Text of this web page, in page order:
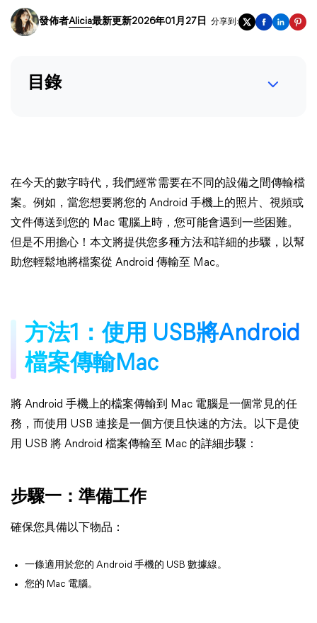
發佈者Alicia最新更新2026年01月27日 分享到:
目錄
在今天的數字時代，我們經常需要在不同的設備之間傳輸檔
案。例如，當您想要將您的 Android 手機上的照片、視頻或
文件傳送到您的 Mac 電腦上時，您可能會遇到一些困難。
但是不用擔心！本文將提供您多種方法和詳細的步驟，以幫
助您輕鬆地將檔案從 Android 傳輸至 Mac。
方法1：使用 USB將Android
檔案傳輸Mac
將 Android 手機上的檔案傳輸到 Mac 電腦是一個常見的任
務，而使用 USB 連接是一個方便且快速的方法。以下是使
用 USB 將 Android 檔案傳輸至 Mac 的詳細步驟：
步驟一：準備工作
確保您具備以下物品：
一條適用於您的 Android 手機的 USB 數據線。
您的 Mac 電腦。